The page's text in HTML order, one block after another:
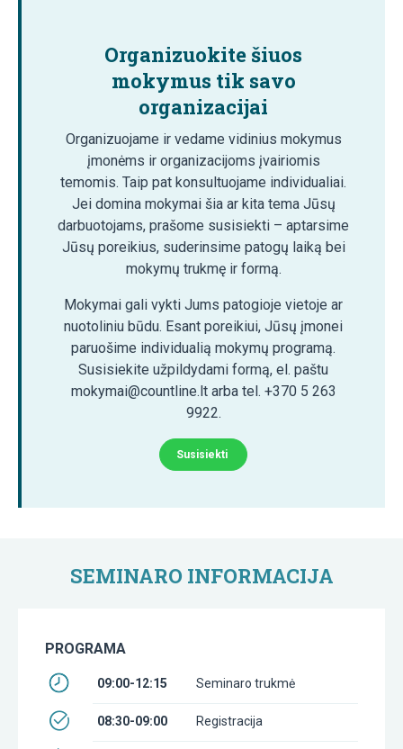
Organizuokite šiuos
mokymus tik savo
organizacijai
Organizuojame ir vedame vidinius mokymus
įmonėms ir organizacijoms įvairiomis
temomis. Taip pat konsultuojame individualiai.
Jei domina mokymai šia ar kita tema Jūsų
darbuotojams, prašome susisiekti – aptarsime
Jūsų poreikius, suderinsime patogų laiką bei
mokymų trukmę ir formą.
Mokymai gali vykti Jums patogioje vietoje ar
nuotoliniu būdu. Esant poreikiui, Jūsų įmonei
paruošime individualią mokymų programą.
Susisiekite užpildydami formą, el. paštu
mokymai@countline.lt arba tel. +370 5 263
9922.
Susisiekti
SEMINARO INFORMACIJA
PROGRAMA
09:00-12:15 Seminaro trukmė
08:30-09:00 Registracija